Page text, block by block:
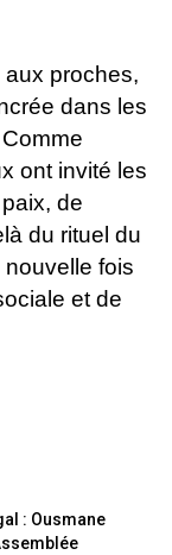
proches,
dans les
Comme
ont invité les
de
du rituel du
nouvelle fois
et de
: Ousmane